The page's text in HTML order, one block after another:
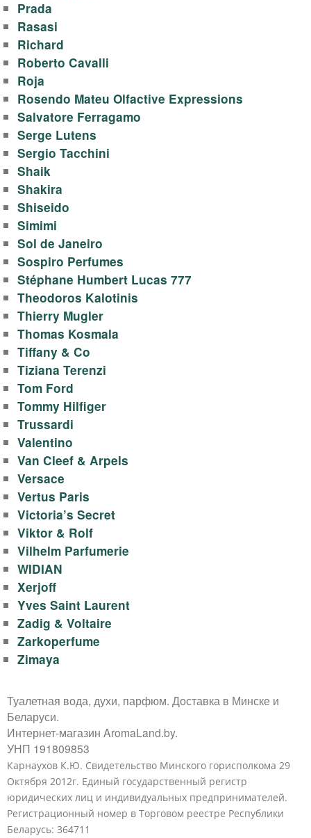
Prada
Rasasi
Richard
Roberto Cavalli
Roja
Rosendo Mateu Olfactive Expressions
Salvatore Ferragamo
Serge Lutens
Sergio Tacchini
Shaik
Shakira
Shiseido
Simimi
Sol de Janeiro
Sospiro Perfumes
Stéphane Humbert Lucas 777
Theodoros Kalotinis
Thierry Mugler
Thomas Kosmala
Tiffany & Co
Tiziana Terenzi
Tom Ford
Tommy Hilfiger
Trussardi
Valentino
Van Cleef & Arpels
Versace
Vertus Paris
Victoria’s Secret
Viktor & Rolf
Vilhelm Parfumerie
WIDIAN
Xerjoff
Yves Saint Laurent
Zadig & Voltaire
Zarkoperfume
Zimaya
Туалетная вода, духи, парфюм. Доставка в Минске и
Беларуси.
Интернет-магазин AromaLand.by.
УНП 191809853
Карнаухов К.Ю. Свидетельство Минского горисполкома 29
Октября 2012г. Единый государственный регистр
юридических лиц и индивидуальных предпринимателей.
Регистрационный номер в Торговом реестре Республики
Беларусь: 364711